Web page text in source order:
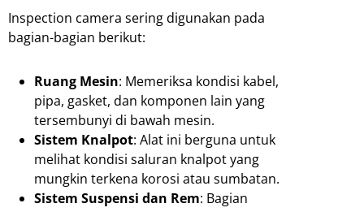
Inspection camera sering digunakan pada
bagian-bagian berikut:
Ruang Mesin: Memeriksa kondisi kabel,
pipa, gasket, dan komponen lain yang
tersembunyi di bawah mesin.
Sistem Knalpot: Alat ini berguna untuk
melihat kondisi saluran knalpot yang
mungkin terkena korosi atau sumbatan.
Sistem Suspensi dan Rem: Bagian